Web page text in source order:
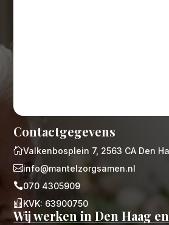
Contactgegevens
Valkenbosplein 7, 2563 CA Den
info@mantelzorgsamen.nl
070 4305909
 KVK: 63900750
Wij werken in Den Haag